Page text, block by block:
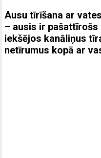
Ausu tīrīšana ar
– ausis ir
iekšējos kanāliņus
netīrumus kopā ar